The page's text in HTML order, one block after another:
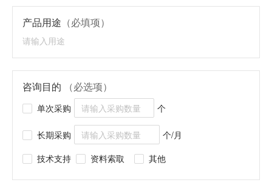
产品用途 （必填项）
咨询目的 （必选项）
单次采购 个
长期采购
个/月
技术支持
资料索取 其他